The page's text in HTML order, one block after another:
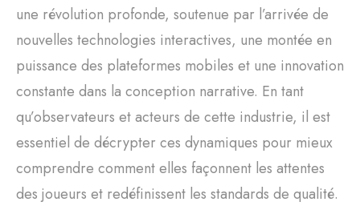
une révolution profonde, soutenue par l’arrivée de
nouvelles technologies interactives, une montée en
puissance des plateformes mobiles et une innovation
constante dans la conception narrative. En tant
qu’observateurs et acteurs de cette industrie, il est
essentiel de décrypter ces dynamiques pour mieux
comprendre comment elles façonnent les attentes
des joueurs et redéfinissent les standards de qualité.